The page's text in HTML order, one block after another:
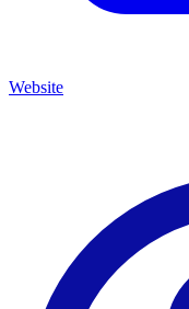
Website